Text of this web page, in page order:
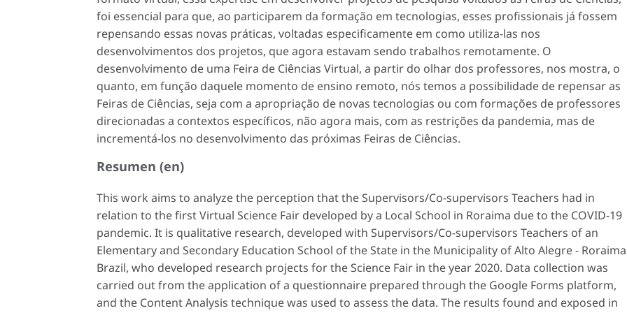
foi essencial para que, ao participarem da formação em tecnologias, esses profissionais já fossem
repensando essas novas práticas, voltadas especificamente em como utiliza-las nos
desenvolvimentos dos projetos, que agora estavam sendo trabalhos remotamente. O
desenvolvimento de uma Feira de Ciências Virtual, a partir do olhar dos professores, nos mostra, o
quanto, em função daquele momento de ensino remoto, nós temos a possibilidade de repensar as
Feiras de Ciências, seja com a apropriação de novas tecnologias ou com formações de professores
direcionadas a contextos específicos, não agora mais, com as restrições da pandemia, mas de
incrementá-los no desenvolvimento das próximas Feiras de Ciências.
Resumen (en)
This work aims to analyze the perception that the Supervisors/Co-supervisors Teachers had in
relation to the first Virtual Science Fair developed by a Local School in Roraima due to the COVID-19
pandemic. It is qualitative research, developed with Supervisors/Co-supervisors Teachers of an
Elementary and Secondary Education School of the State in the Municipality of Alto Alegre -
Brazil, who developed research projects for the Science Fair in the year 2020. Data collection was
carried out from the application of a questionnaire prepared through the Google Forms platform,
and the Content Analysis technique was used to assess the data. The results found and exposed in